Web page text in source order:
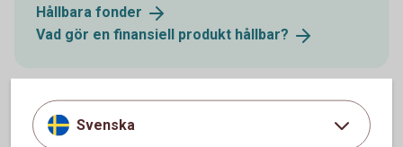
Hållbara fonder
Vad gör en finansiell produkt hållbar?
Svenska